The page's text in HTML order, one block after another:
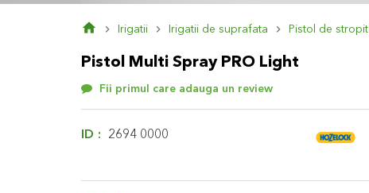
Irigatii Irigatii de suprafata Pistol de stropit
Pistol Multi Spray PRO Light
Fii primul care adauga un review
ID 2694 0000